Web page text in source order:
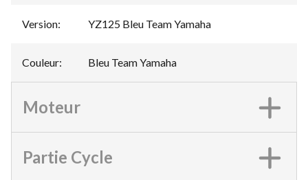
Version: YZ125 Bleu Team Yamaha
Couleur: Bleu Team Yamaha
Moteur
Partie Cycle